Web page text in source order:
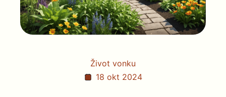
Život vonku
18 okt 2024